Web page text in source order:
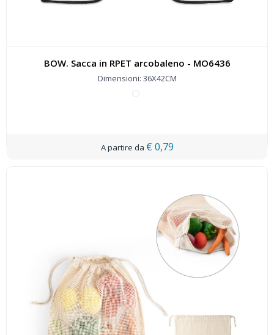
BOW. Sacca in RPET arcobaleno - MO6436
Dimensioni: 36X42CM
€ 0,79